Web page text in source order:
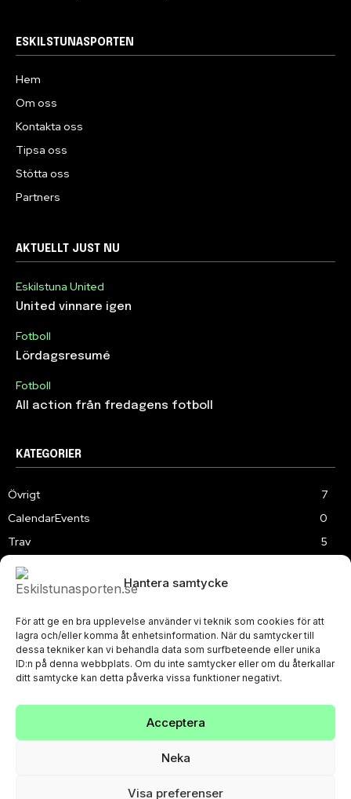
Hantera samtycke
För att ge en bra upplevelse använder vi teknik som cookies för att
lagra och/eller komma åt enhetsinformation. När du samtycker till
dessa tekniker kan vi behandla data som surfbeteende eller unika
ID:n på denna webbplats. Om du inte samtycker eller om du återkallar
ditt samtycke kan detta påverka vissa funktioner negativt.
Acceptera
Neka
Visa preferenser
ESKILSTUNASPORTEN
Hem
Om oss
Kontakta oss
Tipsa oss
Stötta oss
Partners
AKTUELLT JUST NU
Eskilstuna United
United vinnare igen
Fotboll
Lördagsresumé
Fotboll
All action från fredagens fotboll
KATEGORIER
Övrigt
7
CalendarEvents
0
Trav
5
TV
Samhällsprojekt
Slalom
PRIVACY POLICY
© Eskilstunasporten.se 2024-2026